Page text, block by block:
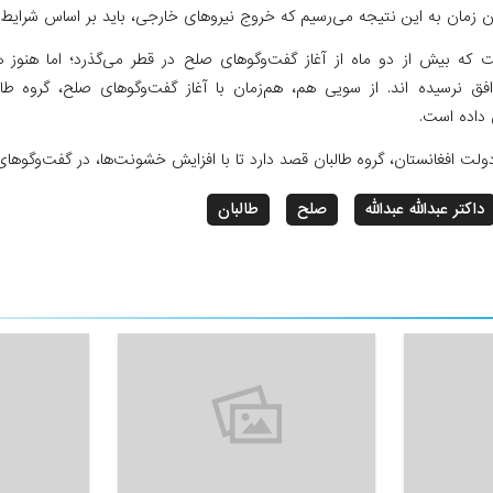
زمان به این نتیجه می‌رسیم که خروج نیروهای خارجی، باید بر اساس
که بیش از دو ماه از آغاز گفت‌وگوهای صلح در قطر می‌گذرد؛ اما
نرسیده اند. از سویی هم، هم‌زمان با آغاز گفت‌وگوهای صلح، گروه
داده است.
افغانستان، گروه طالبان قصد دارد تا با افزایش خشونت‌ها، در
داکتر عبدالله عبدالله صلح طالبان